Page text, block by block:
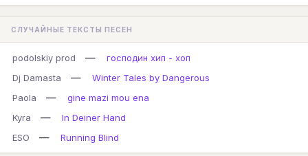
СЛУЧАЙНЫЕ ТЕКСТЫ ПЕСЕН
podolskiy prod —
господин хип - хоп
Dj Damasta
—
Winter Tales by Dangerous
Paola
—
gine mazi mou ena
Kyra
—
In Deiner Hand
ESO
— Running Blind